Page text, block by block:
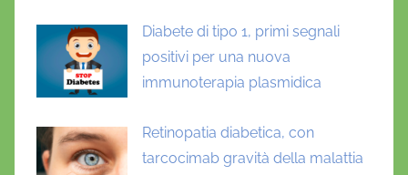
Diabete di tipo 1, primi segnali
positivi per una nuova
immunoterapia plasmidica
Retinopatia diabetica, con
tarcocimab gravità della malattia